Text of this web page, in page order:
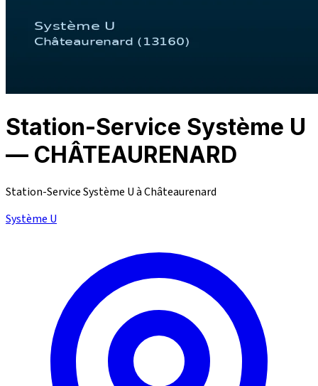
Station-Service Système U
— CHÂTEAURENARD
Station-Service Système U à Châteaurenard
Système U